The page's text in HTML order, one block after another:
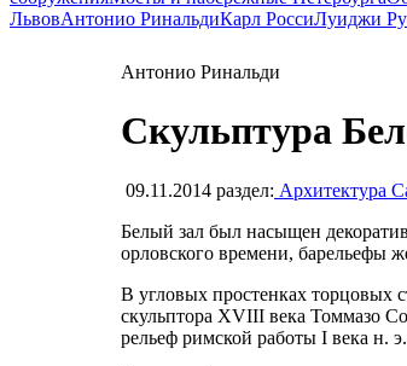
ЛьвовАнтонио РинальдиКарл РоссиЛуиджи
Антонио Ринальди
Скульптура
09.11.2014 раздел: Архитектура
Белый зал был насыщен
орловского времени, барельефы
В угловых простенках торцовых
скульптора XVIII века Томмазо
рельеф римской работы I века н.